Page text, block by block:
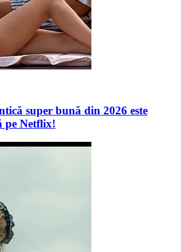
super bună din 2026 este
pe Netflix!